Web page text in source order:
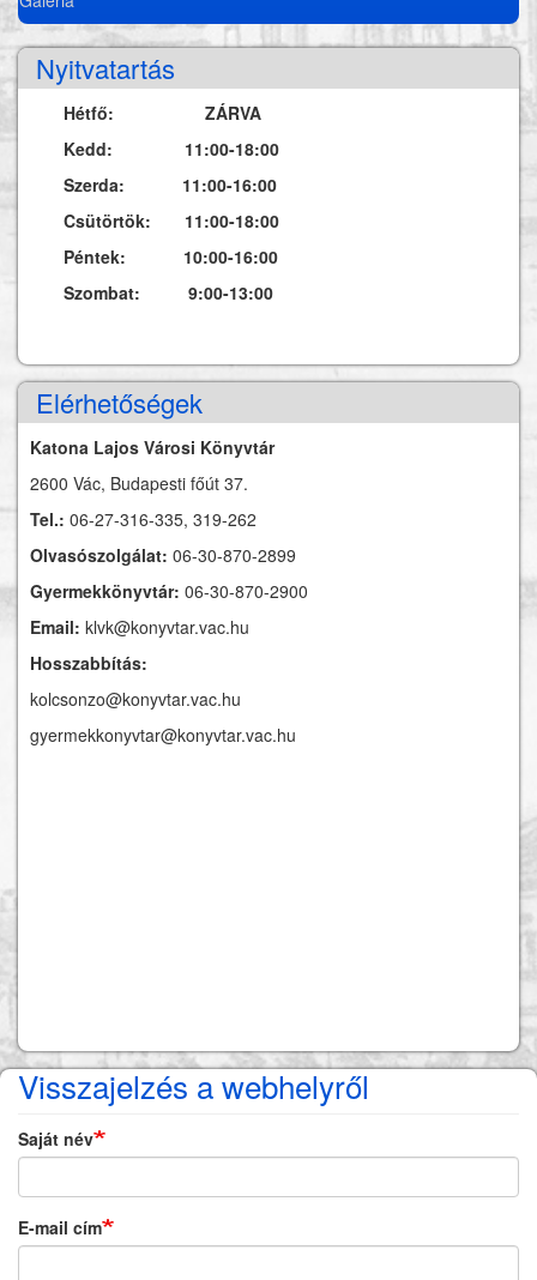
Nyitvatartás
Hétfő: ZÁRVA
Kedd: 11:00-18:00
Szerda: 11:00-16:00
Csütörtök: 11:00-18:00
Péntek: 10:00-16:00
Szombat: 9:00-13:00
Elérhetőségek
Katona Lajos Városi Könyvtár
2600 Vác, Budapesti főút 37.
Tel.: 06-27-316-335, 319-262
Olvasószolgálat: 06-30-870-2899
Gyermekkönyvtár: 06-30-870-2900
Email: klvk@konyvtar.vac.hu
Hosszabbítás:
kolcsonzo@konyvtar.vac.hu
gyermekkonyvtar@konyvtar.vac.hu
Visszajelzés a webhelyről
Saját név
E-mail cím